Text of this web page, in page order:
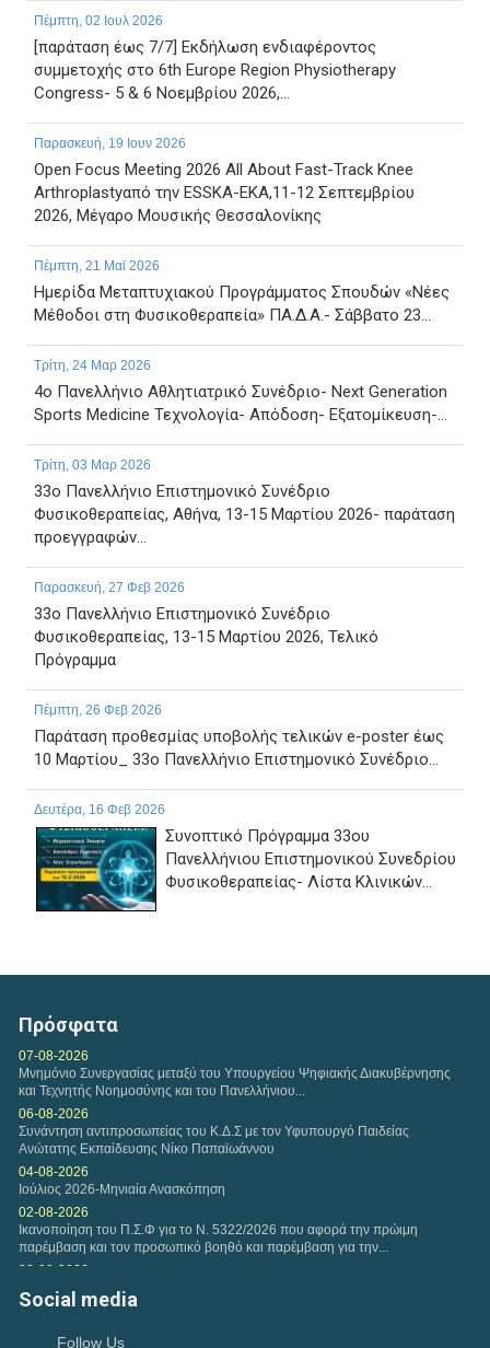
Πέμπτη, 02 Ιουλ 2026
[παράταση έως 7/7] Εκδήλωση ενδιαφέροντος
συμμετοχής στο 6th Europe Region Physiotherapy
Congress- 5 & 6 Νοεμβρίου 2026,...
Παρασκευή, 19 Ιουν 2026
Open Focus Meeting 2026 All About Fast-Track Knee
Arthroplastyαπό την ESSKA-EKA,11-12 Σεπτεμβρίου
2026, Μέγαρο Μουσικής Θεσσαλονίκης
Πέμπτη, 21 Μαϊ 2026
Ημερίδα Μεταπτυχιακού Προγράμματος Σπουδών «Νέες
Μέθοδοι στη Φυσικοθεραπεία» ΠΑ.Δ.Α.- Σάββατο 23...
Τρίτη, 24 Μαρ 2026
4ο Πανελλήνιο Αθλητιατρικό Συνέδριο- Next Generation
Sports Medicine Τεχνολογία- Απόδοση- Εξατομίκευση-...
Τρίτη, 03 Μαρ 2026
33ο Πανελλήνιο Επιστημονικό Συνέδριο
Φυσικοθεραπείας, Αθήνα, 13-15 Μαρτίου 2026- παράταση
προεγγραφών...
Παρασκευή, 27 Φεβ 2026
33ο Πανελλήνιο Επιστημονικό Συνέδριο
Φυσικοθεραπείας, 13-15 Μαρτίου 2026, Τελικό
Πρόγραμμα
Πέμπτη, 26 Φεβ 2026
Παράταση προθεσμίας υποβολής τελικών e-poster έως
10 Μαρτίου_ 33ο Πανελλήνιο Επιστημονικό Συνέδριο...
Δευτέρα, 16 Φεβ 2026
Συνοπτικό Πρόγραμμα 33ου
Πανελλήνιου Επιστημονικού Συνεδρίου
Φυσικοθεραπείας- Λίστα Κλινικών...
Αναφορικά με τη διαδικασία υποβολών Ευρωπαίων
Τετάρτη, 04 Φεβ 2026
Η εταιρεία της VODAFONE προσφέρει στα μέλη του
Πανελλήνιου Συλλόγου Φυσικοθεραπευτών Σ.Φ. ειδική...
Δευτέρα, 02 Φεβ 2026
Πρόταση συνεργασίας Π.Σ.Φ. και ΚΕΚ ΓΣΕΒΕΕ-ΚΔΒΜ στο
πλαίσιο παροχής προγραμμάτων επιμόρφωσης για...
Παρασκευή, 30 Ιαν 2026
Ευρωπαϊκό Συνέδριο HEPA 2026 έχει ξεκινήσει. HEPA...
Πρόσφατα
07-08-2026
Μνημόνιο Συνεργασίας μεταξύ του Υπουργείου Ψηφιακής Διακυβέρνησης
και Τεχνητής Νοημοσύνης και του Πανελλήνιου...
06-08-2026
Συνάντηση αντιπροσωπείας του Κ.Δ.Σ με τον Υφυπουργό Παιδείας
Ανώτατης Εκπαίδευσης Νίκο Παπαϊωάννου
04-08-2026
Ιούλιος 2026-Μηνιαία Ανασκόπηση
02-08-2026
Ικανοποίηση του Π.Σ.Φ για το Ν. 5322/2026 που αφορά την πρώιμη
παρέμβαση και τον προσωπικό βοηθό και παρέμβαση για την...
02-08-2026
την εφαρμογή ηλεκτρονικού μηχανισμού στην εκτέλεση των...
Social media
Follow Us